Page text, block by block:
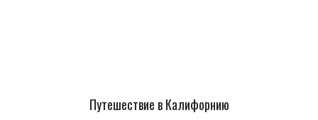
Путешествие в Калифорнию